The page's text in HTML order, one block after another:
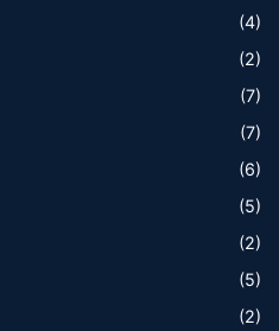
(4)
(2)
(7)
(7)
(6)
(5)
(2)
(5)
(2)